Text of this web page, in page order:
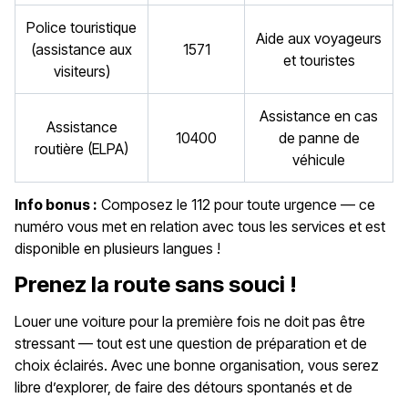
Police touristique
(assistance aux
visiteurs)
1571
Aide aux voyageurs
et touristes
Assistance
routière (ELPA)
10400
Assistance en cas
de panne de
véhicule
Info bonus : Composez le 112 pour toute urgence — ce
numéro vous met en relation avec tous les services et est
disponible en plusieurs langues !
Prenez la route sans souci !
Louer une voiture pour la première fois ne doit pas être
stressant — tout est une question de préparation et de
choix éclairés. Avec une bonne organisation, vous serez
libre d’explorer, de faire des détours spontanés et de